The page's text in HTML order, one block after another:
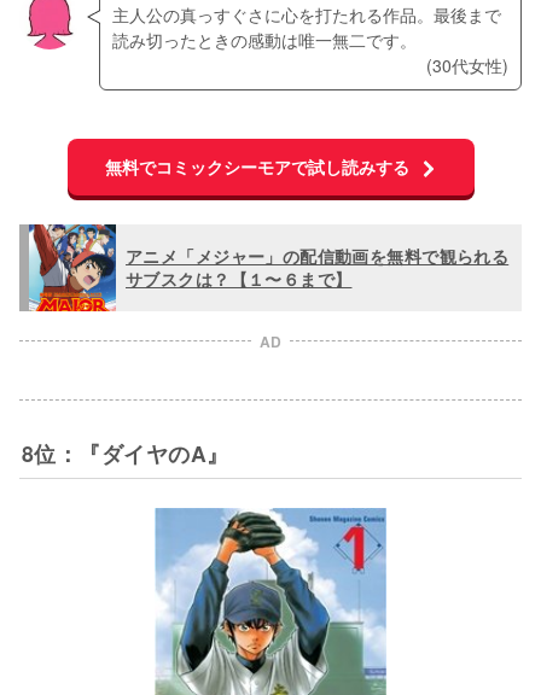
主人公の真っすぐさに心を打たれる作品。最後まで
読み切ったときの感動は唯一無二です。
(30代女性)
無料でコミックシーモアで試し読みする
アニメ「メジャー」の配信動画を無料で観られる
サブスクは？【１〜６まで】
AD
8位：『ダイヤのA』